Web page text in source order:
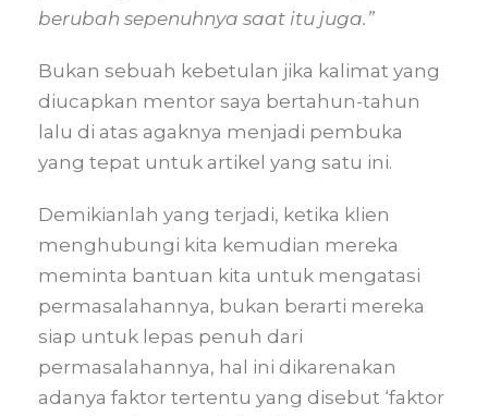
berubah sepenuhnya saat itu juga.”
Bukan sebuah kebetulan jika kalimat yang
diucapkan mentor saya bertahun-tahun
lalu di atas agaknya menjadi pembuka
yang tepat untuk artikel yang satu ini.
Demikianlah yang terjadi, ketika klien
menghubungi kita kemudian mereka
meminta bantuan kita untuk mengatasi
permasalahannya, bukan berarti mereka
siap untuk lepas penuh dari
permasalahannya, hal ini dikarenakan
adanya faktor tertentu yang disebut ‘faktor